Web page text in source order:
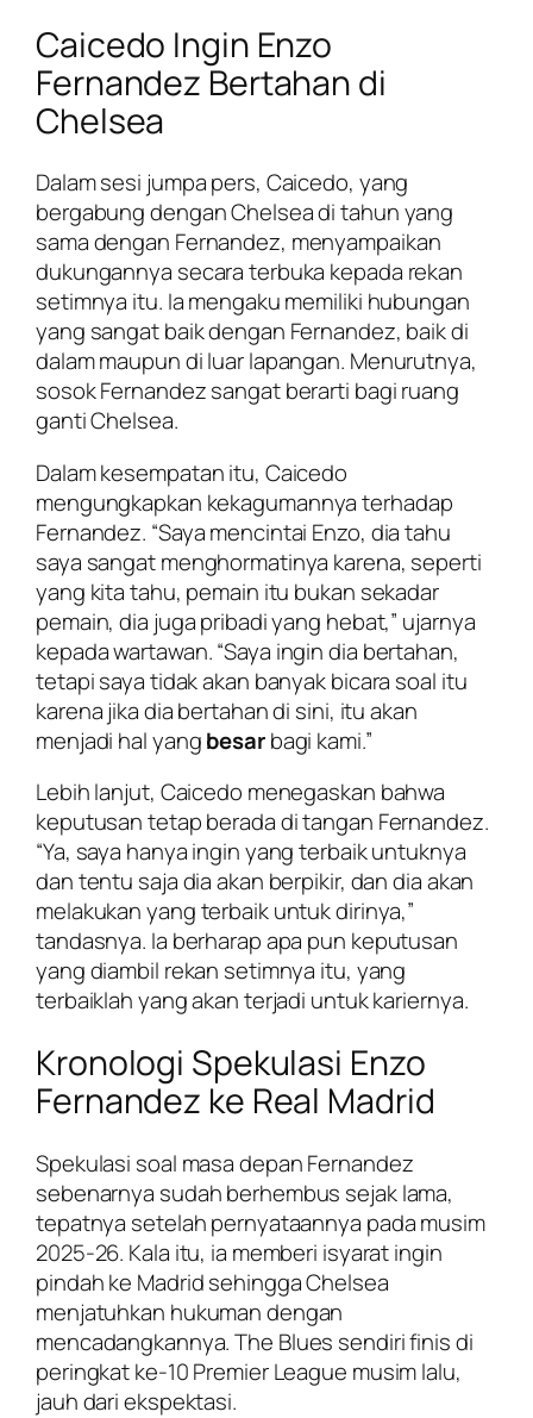
Caicedo Ingin Enzo
Fernandez Bertahan di
Chelsea
Dalam sesi jumpa pers, Caicedo, yang
bergabung dengan Chelsea di tahun yang
sama dengan Fernandez, menyampaikan
dukungannya secara terbuka kepada rekan
setimnya itu. Ia mengaku memiliki hubungan
yang sangat baik dengan Fernandez, baik di
dalam maupun di luar lapangan. Menurutnya,
sosok Fernandez sangat berarti bagi ruang
ganti Chelsea.
Dalam kesempatan itu, Caicedo
mengungkapkan kekagumannya terhadap
Fernandez. “Saya mencintai Enzo, dia tahu
saya sangat menghormatinya karena, seperti
yang kita tahu, pemain itu bukan sekadar
pemain, dia juga pribadi yang hebat,” ujarnya
kepada wartawan. “Saya ingin dia bertahan,
tetapi saya tidak akan banyak bicara soal itu
karena jika dia bertahan di sini, itu akan
menjadi hal yangbesarbagi kami.”
Lebih lanjut, Caicedo menegaskan bahwa
keputusan tetap berada di tangan Fernandez.
“Ya, saya hanya ingin yang terbaik untuknya
dan tentu saja dia akan berpikir, dan dia akan
melakukan yang terbaik untuk dirinya,”
tandasnya. Ia berharap apa pun keputusan
yang diambil rekan setimnya itu, yang
terbaiklah yang akan terjadi untuk kariernya.
Kronologi Spekulasi Enzo
Fernandez ke Real Madrid
Spekulasi soal masa depan Fernandez
sebenarnya sudah berhembus sejak lama,
tepatnya setelah pernyataannya pada musim
2025-26. Kala itu, ia memberi isyarat ingin
pindah ke Madrid sehingga Chelsea
menjatuhkan hukuman dengan
mencadangkannya. The Blues sendiri finis di
peringkat ke-10 Premier League musim lalu,
jauh dari ekspektasi.